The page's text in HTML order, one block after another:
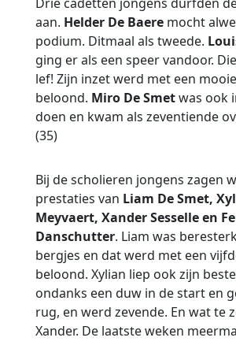
aan. Helder De Baeremocht
podium. Ditmaal als tweede.
ging er als een speer vandoor.
lef! Zijn inzet werd met een
beloond. Miro De Smetwas ook
doen en kwam als zeventiende
(35)
Bij de scholieren jongens zagen
prestaties van Liam De Smet,
Meyvaert, Xander Sesselle en
Danschutter. Liam was
bergjes en dat werd met een
beloond. Xylian liep ook zijn
ondanks een duw in de start en
rug, en werd zevende. En wat te
Xander. De laatste weken